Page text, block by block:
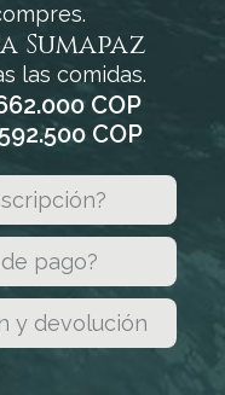
Sumapaz
las comidas.
COP
COP
pago?
y devolución